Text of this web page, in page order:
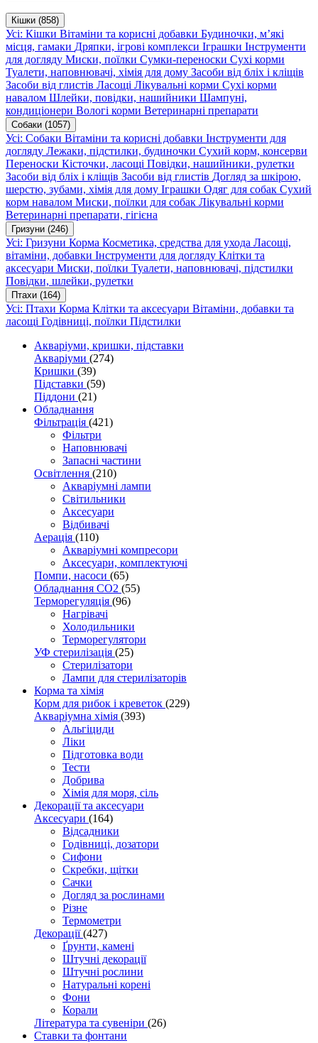
Кішки (858)
Усі: Кішки Вітаміни та корисні добавки Будиночки, м’які
місця, гамаки Дряпки, ігрові комплекси Іграшки Інструменти
для догляду Миски, поїлки Сумки-переноски Сухі корми
Туалети, наповнювачі, хімія для дому Засоби від бліх і кліщів
Засоби від глистів Ласощі Лікувальні корми Сухі корми
навалом Шлейки, повідки, нашийники Шампуні,
кондиціонери Вологі корми Ветеринарні препарати
Собаки (1057)
Усі: Собаки Вітаміни та корисні добавки Інструменти для
догляду Лежаки, підстилки, будиночки Сухий корм, консерви
Переноски Кісточки, ласощі Повідки, нашийники, рулетки
Засоби від бліх і кліщів Засоби від глистів Догляд за шкірою,
шерстю, зубами, хімія для дому Іграшки Одяг для собак Сухий
корм навалом Миски, поїлки для собак Лікувальні корми
Ветеринарні препарати, гігієна
Гризуни (246)
Усі: Гризуни Корма Косметика, средства для ухода Ласощі,
вітаміни, добавки Інструменти для догляду Клітки та
аксесуари Миски, поїлки Туалети, наповнювачі, підстилки
Повідки, шлейки, рулетки
Птахи (164)
Усі: Птахи Корма Клітки та аксесуари Вітаміни, добавки та
ласощі Годівниці, поїлки Підстилки
Акваріуми, кришки, підставки
Акваріуми (274)
Кришки (39)
Підставки (59)
Піддони (21)
Обладнання
Фільтрація (421)
Фільтри
Наповнювачі
Запасні частини
Освітлення (210)
Акваріумні лампи
Світильники
Аксесуари
Відбивачі
Аерація (110)
Акваріумні компресори
Аксесуари, комплектуючі
Помпи, насоси (65)
Обладнання CO2 (55)
Терморегуляція (96)
Нагрівачі
Холодильники
Терморегулятори
УФ стерилізація (25)
Стерилізатори
Лампи для стерилізаторів
Корма та хімія
Корм для рибок і креветок (229)
Акваріумна хімія (393)
Альгіциди
Ліки
Підготовка води
Тести
Добрива
Хімія для моря, сіль
Декорації та аксесуари
Аксесуари (164)
Відсадники
Годівниці, дозатори
Сифони
Скребки, щітки
Сачки
Догляд за рослинами
Різне
Термометри
Декорації(427)
Ґрунти, камені
Штучні декорації
Штучні рослини
Натуральні корені
Фони
Корали
Література та сувеніри (26)
Ставки та фонтани